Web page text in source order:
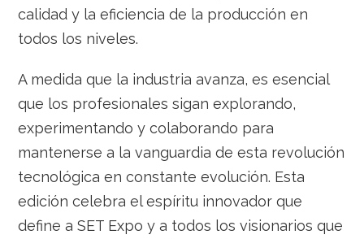
calidad y la eficiencia de la producción en
todos los niveles.
A medida que la industria avanza, es esencial
que los profesionales sigan explorando,
experimentando y colaborando para
mantenerse a la vanguardia de esta revolución
tecnológica en constante evolución. Esta
edición celebra el espíritu innovador que
define a SET Expo y a todos los visionarios que